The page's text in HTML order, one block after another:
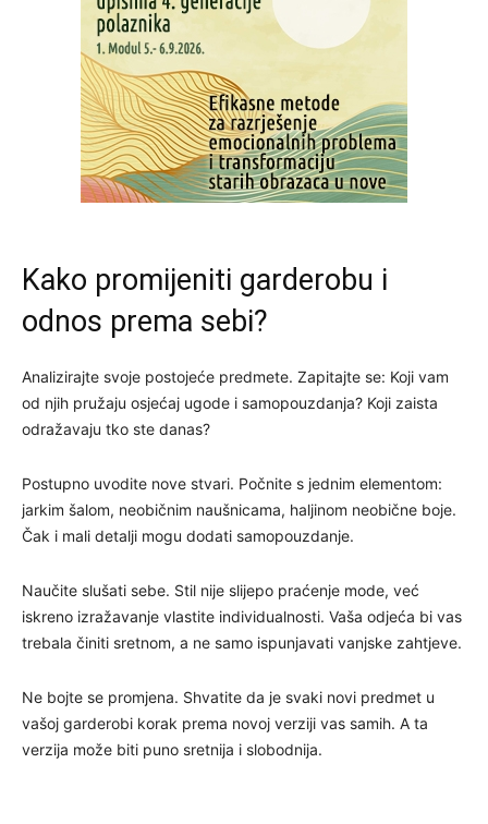
Kako promijeniti garderobu i
odnos prema sebi?
Analizirajte svoje postojeće predmete. Zapitajte se: Koji vam
od njih pružaju osjećaj ugode i samopouzdanja? Koji zaista
odražavaju tko ste danas?
Postupno uvodite nove stvari. Počnite s jednim elementom:
jarkim šalom, neobičnim naušnicama, haljinom neobične boje.
Čak i mali detalji mogu dodati samopouzdanje.
Naučite slušati sebe. Stil nije slijepo praćenje mode, već
iskreno izražavanje vlastite individualnosti. Vaša odjeća bi vas
trebala činiti sretnom, a ne samo ispunjavati vanjske zahtjeve.
Ne bojte se promjena. Shvatite da je svaki novi predmet u
vašoj garderobi korak prema novoj verziji vas samih. A ta
verzija može biti puno sretnija i slobodnija.